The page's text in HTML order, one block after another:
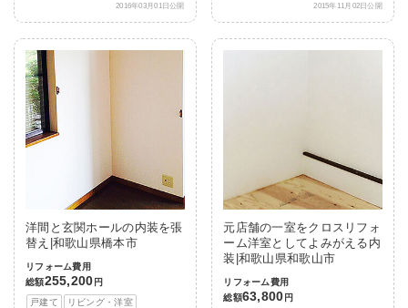
2016年03月01日公開 2015年11月02日公開
洋間と玄関ホールの内装を張
替え|和歌山県橋本市
リフォーム費用
総額255,200 円
戸建て
リビング・洋室
元店舗の一室をクロスリフォ
ーム洋室としてよみがえる内
装|和歌山県和歌山市
リフォーム費用
総額63,800 円